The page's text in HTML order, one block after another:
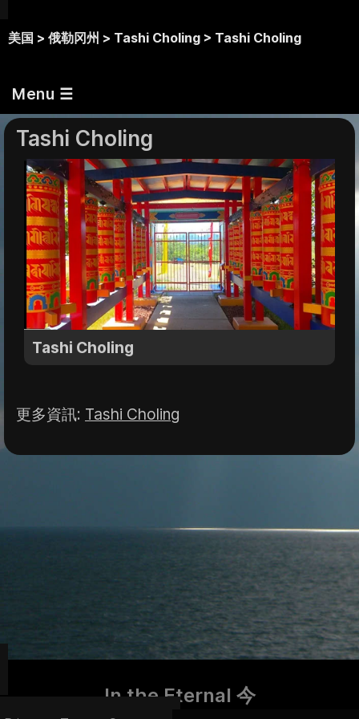
美国 > 俄勒冈州 > Tashi Choling > Tashi Choling
Menu ☰
Tashi Choling
Tashi Choling
更多資訊: Tashi Choling
In the Eternal 今